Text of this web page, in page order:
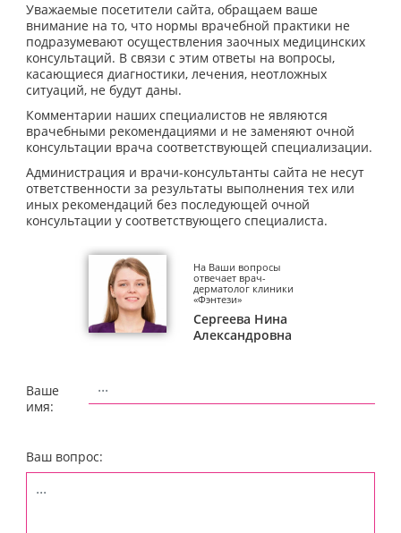
Уважаемые посетители сайта, обращаем ваше
внимание на то, что нормы врачебной практики не
подразумевают осуществления заочных медицинских
консультаций. В связи с этим ответы на вопросы,
касающиеся диагностики, лечения, неотложных
ситуаций, не будут даны.
Комментарии наших специалистов не являются
врачебными рекомендациями и не заменяют очной
консультации врача соответствующей специализации.
Администрация и врачи-консультанты сайта не несут
ответственности за результаты выполнения тех или
иных рекомендаций без последующей очной
консультации у соответствующего специалиста.
На Ваши вопросы
отвечает врач-
дерматолог клиники
«Фэнтези»
Сергеева Нина
Александровна
Ваше
имя:
Ваш вопрос: